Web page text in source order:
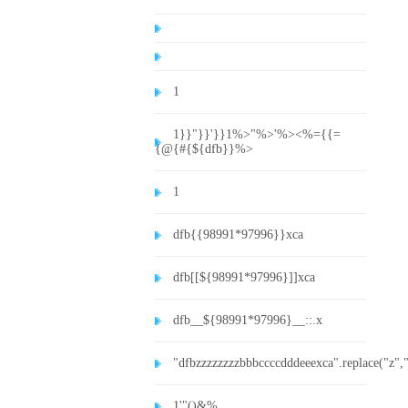
1
1}}"}}'}}1%>"%>'%><%={{=
{@{#{${dfb}}%>
1
dfb{{98991*97996}}xca
dfb[[${98991*97996}]]xca
dfb__${98991*97996}__::.x